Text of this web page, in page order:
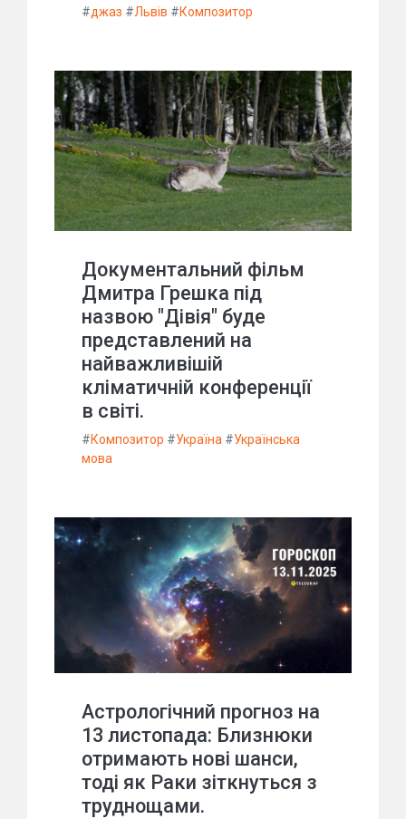
#джаз #Львів #Композитор
Документальний фільм
Дмитра Грешка під
назвою "Дівія" буде
представлений на
найважливішій
кліматичній конференції
в світі.
#Композитор #Україна #Українська
мова
Астрологічний прогноз на
13 листопада: Близнюки
отримають нові шанси,
тоді як Раки зіткнуться з
труднощами.